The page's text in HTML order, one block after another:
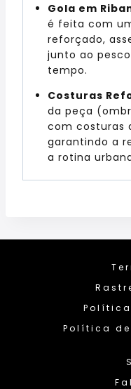
Gola em
é feita com
reforçado,
junto ao
tempo.
Costuras
da peça
com costuras
garantindo a
a rotina
Política